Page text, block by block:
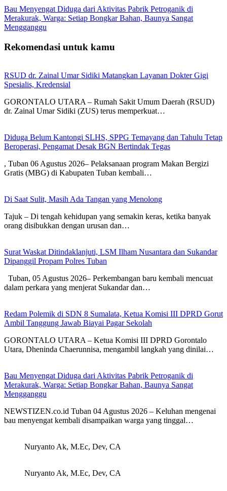
Bau Menyengat Diduga dari Aktivitas Pabrik Petroganik di
Merakurak, Warga: Setiap Bongkar Bahan, Baunya Sangat
Mengganggu
Rekomendasi untuk kamu
RSUD dr. Zainal Umar Sidiki Matangkan Layanan Dokter Gigi
Spesialis, Kredensial
GORONTALO UTARA – Rumah Sakit Umum Daerah (RSUD)
dr. Zainal Umar Sidiki (ZUS) terus memperkuat…
Diduga Belum Kantongi SLHS, SPPG Temayang dan Tahulu Tetap
Beroperasi, Pengamat Desak BGN Bertindak Tegas
, Tuban 06 Agustus 2026– Pelaksanaan program Makan Bergizi
Gratis (MBG) di Kabupaten Tuban kembali…
Di Saat Sulit, Masih Ada Tangan yang Menolong
Tajuk – Di tengah kehidupan yang semakin keras, ketika banyak
orang disibukkan dengan urusan dan…
Surat Waskat Ditindaklanjuti, LSM Ilham Nusantara dan Sukandar
Dipanggil Propam Polres Tuban
Tuban, 05 Agustus 2026– Perkembangan baru kembali mencuat
dalam perkara yang menjerat Sukandar dan…
Redam Polemik di SDN 8 Sumalata, Ketua Komisi III DPRD Gorut
Ambil Tanggung Jawab Biayai Pagar Sekolah
GORONTALO UTARA – Ketua Komisi III DPRD Gorontalo
Utara, Dheninda Chaerunnisa, mengambil langkah yang dinilai…
Bau Menyengat Diduga dari Aktivitas Pabrik Petroganik di
Merakurak, Warga: Setiap Bongkar Bahan, Baunya Sangat
Mengganggu
NEWSTIZEN.co.id Tuban 04 Agustus 2026 – Keluhan mengenai
bau menyengat kembali disampaikan warga yang tinggal…
Nuryanto Ak, M.Ec, Dev, CA
Nuryanto Ak, M.Ec, Dev, CA